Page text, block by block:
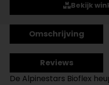
Bekijk
Omschrijving
Reviews
De Alpinestars Bioflex